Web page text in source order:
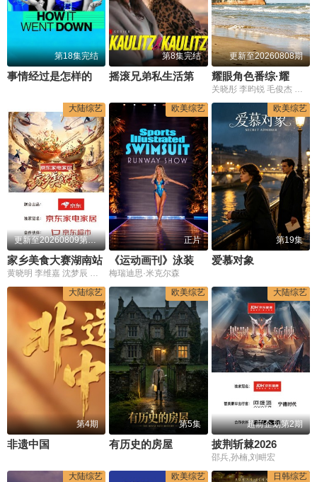
第18集完结
事情经过是怎样的
第8集完结 更新至20260808期
耀眼角色番综·耀眼一夏
关晓彤 李昀锐 毛俊杰 边天扬 王翰闻 高秋梓
大陆综艺
更新至20260809第3集
家乡美食大赛湖南站
黄晓明 李维嘉 沈梦辰 王霏霏 孟佳 金莎 孙丞潇 李斯丹妮 敖子逸 林述巍 董克平 侯玉瑞 徐萌 高文麒 曹雨 许菊云 朱诚心 兰桂均
欧美综艺
正片
梅瑞迪思·米克尔森
欧美综艺
第19集
爱慕对象
大陆综艺
第4期
非遗中国
欧美综艺
第5集
有历史的房屋
大陆综艺
超前企划第2期
披荆斩棘2026
邵兵,孙楠,刘畊宏
大陆综艺
欧美综艺 日韩综艺